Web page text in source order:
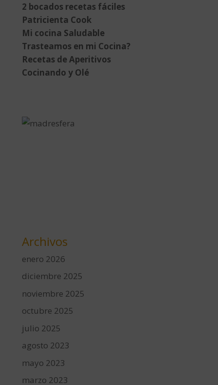
2 bocados recetas fáciles
Patricienta Cook
Mi cocina Saludable
Trasteamos en mi Cocina?
Recetas de Aperitivos
Cocinando y Olé
Archivos
enero 2026
diciembre 2025
noviembre 2025
octubre 2025
julio 2025
agosto 2023
mayo 2023
marzo 2023